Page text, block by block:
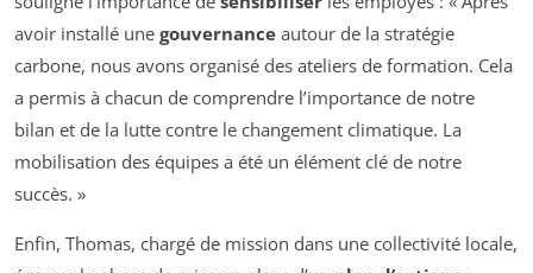
avoir installé une gouvernance autour de la stratégie
carbone, nous avons organisé des ateliers de formation. Cela
a permis à chacun de comprendre l’importance de notre
bilan et de la lutte contre le changement climatique. La
mobilisation des équipes a été un élément clé de notre
succès. »
Enfin, Thomas, chargé de mission dans une collectivité locale,